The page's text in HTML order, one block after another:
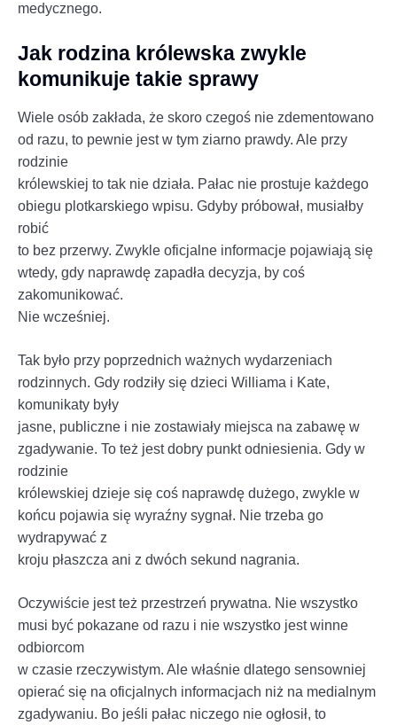
medycznego.
Jak rodzina królewska zwykle
komunikuje takie sprawy
Wiele osób zakłada, że skoro czegoś nie zdementowano
od razu, to pewnie jest w tym ziarno prawdy. Ale przy
rodzinie
królewskiej to tak nie działa. Pałac nie prostuje każdego
obiegu plotkarskiego wpisu. Gdyby próbował, musiałby
robić
to bez przerwy. Zwykle oficjalne informacje pojawiają się
wtedy, gdy naprawdę zapadła decyzja, by coś
zakomunikować.
Nie wcześniej.
Tak było przy poprzednich ważnych wydarzeniach
rodzinnych. Gdy rodziły się dzieci Williama i Kate,
komunikaty były
jasne, publiczne i nie zostawiały miejsca na zabawę w
zgadywanie. To też jest dobry punkt odniesienia. Gdy w
rodzinie
królewskiej dzieje się coś naprawdę dużego, zwykle w
końcu pojawia się wyraźny sygnał. Nie trzeba go
wydrapywać z
kroju płaszcza ani z dwóch sekund nagrania.
Oczywiście jest też przestrzeń prywatna. Nie wszystko
musi być pokazane od razu i nie wszystko jest winne
odbiorcom
w czasie rzeczywistym. Ale właśnie dlatego sensowniej
opierać się na oficjalnych informacjach niż na medialnym
zgadywaniu. Bo jeśli pałac niczego nie ogłosił, to